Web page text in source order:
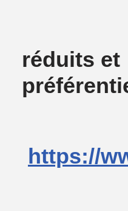
réduits et
https://